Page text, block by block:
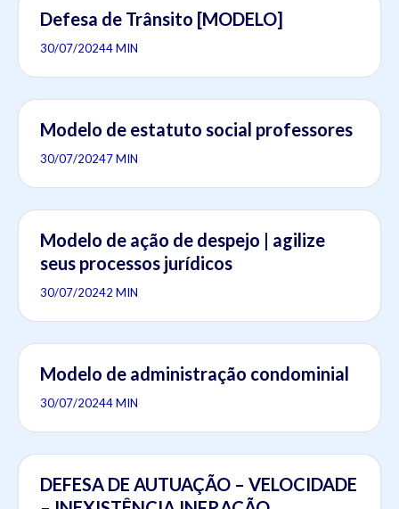
Defesa de Trânsito [MODELO]
30/07/20244 MIN
Modelo de estatuto social professores
30/07/20247 MIN
Modelo de ação de despejo | agilize
seus processos jurídicos
30/07/20242 MIN
Modelo de administração condominial
30/07/20244 MIN
DEFESA DE AUTUAÇÃO – VELOCIDADE